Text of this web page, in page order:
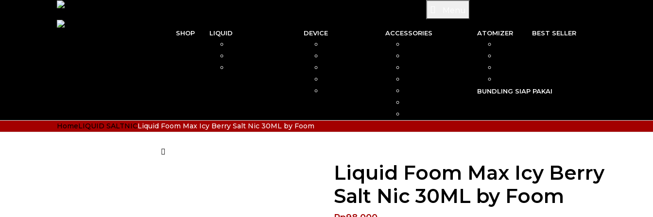
SHOP LIQUID DEVICE ACCESSORIES ATOMIZER BEST SELLER
BUNDLING SIAP PAKAI
HomeLIQUID SALTNICLiquid Foom Max Icy Berry Salt Nic 30ML by Foom
Liquid Foom Max Icy Berry
Salt Nic 30ML by Foom